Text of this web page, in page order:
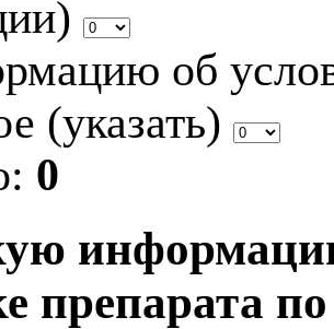
об
(указать)
0
препарата